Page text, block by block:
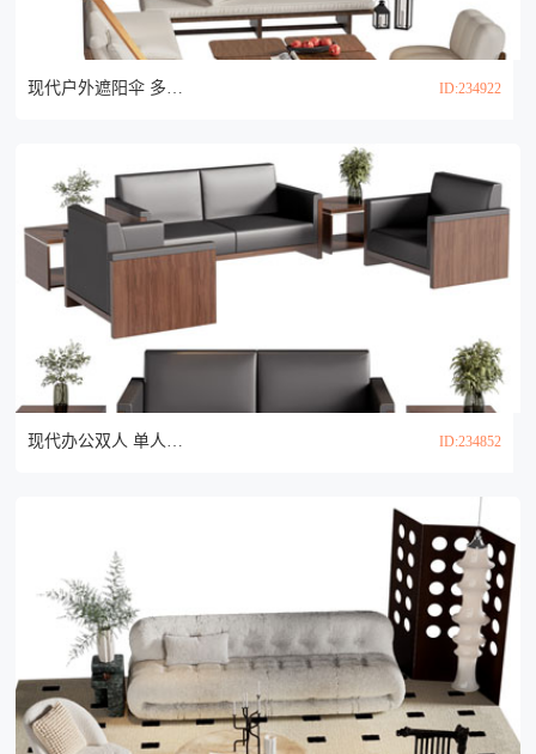
现代户外遮阳伞 多人沙发和茶几组合3d模型 ID:234922
现代办公双人 单人沙发和茶几组合3d模型 ID:234852